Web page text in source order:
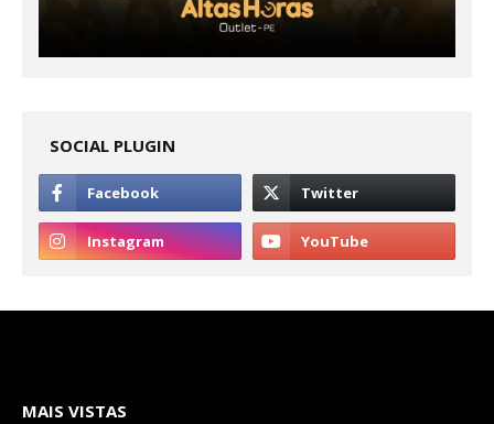
SOCIAL PLUGIN
MAIS VISTAS